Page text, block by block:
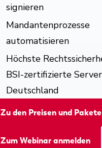
signieren
Mandantenprozesse
automatisieren
Höchste
BSI-zertifizierte
Deutschland
Zu den Preisen und
Zum Webinar anmelden